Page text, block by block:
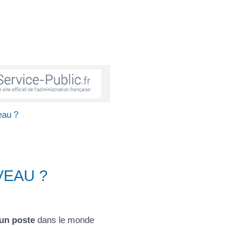
?
?
poste dans le monde